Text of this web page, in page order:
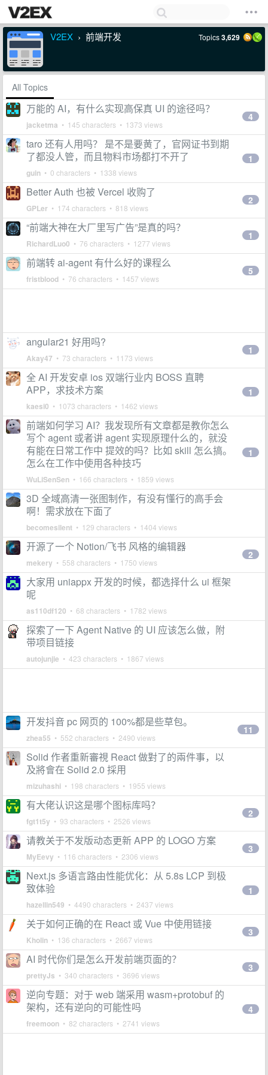
V2EX › 前端开发 Topics3,629
All Topics
万能的 AI，有什么实现高保真 UI 的途径吗？
jacketma • 145 characters • 1373 views
4
taro 还有人用吗？ 是不是要黄了，官网证书到期
了都没人管，而且物料市场都打不开了
guin • 0 characters • 1338 views
1
Better Auth 也被 Vercel 收购了
GPLer • 174 characters • 818 views
2
“前端大神在大厂里写广告”是真的吗？
RichardLuo0 • 76 characters • 1277 views
1
前端转 ai-agent 有什么好的课程么
fristblood • 76 characters • 1457 views
5
angular21 好用吗?
Akay47 • 73 characters • 1173 views
1
全 AI 开发安卓 ios 双端行业内 BOSS 直聘
APP，求技术方案
kaesi0 • 1073 characters • 1462 views
1
前端如何学习 AI？我发现所有文章都是教你怎么
写个 agent 或者讲 agent 实现原理什么的，就没
有能在日常工作中 提效的吗？比如 skill 怎么搞。
怎么在工作中使用各种技巧
WuLiSenSen • 166 characters • 1859 views
1
3D 全域高清一张图制作，有没有懂行的高手会
啊！需求放在下面了
becomesilent • 129 characters • 1404 views
开源了一个 Notion/飞书 风格的编辑器
mekery • 558 characters • 1750 views
2
大家用 uniappx 开发的时候，都选择什么 ui 框架
呢
as110df120 • 68 characters • 1782 views
探索了一下 Agent Native 的 UI 应该怎么做，附
带项目链接
autojunjie • 423 characters • 1867 views
开发抖音 pc 网页的 100%都是些草包。
zhea55 • 552 characters • 2490 views
11
Solid 作者重新審視 React 做對了的兩件事，以
及將會在 Solid 2.0 採用
mizuhashi • 198 characters • 1955 views
有大佬认识这是哪个图标库吗？
fgt1t5y • 93 characters • 2526 views
2
请教关于不发版动态更新 APP 的 LOGO 方案
MyEevy • 116 characters • 2306 views
3
Next.js 多语言路由性能优化：从 5.8s LCP 到极
致体验
hazellin549 • 4490 characters • 2437 views
1
关于如何正确的在 React 或 Vue 中使用链接
Kholin • 136 characters • 2667 views
3
AI 时代你们是怎么开发前端页面的？
prettyJs • 340 characters • 3696 views
3
逆向专题：对于 web 端采用 wasm+protobuf 的
架构，还有逆向的可能性吗
freemoon • 82 characters • 2741 views
4